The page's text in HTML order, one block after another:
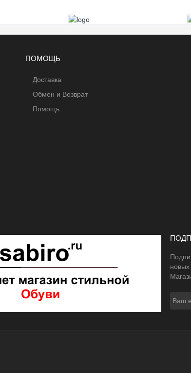
ПОМОЩЬ
Доставка
Обмен и Возврат
Помощь